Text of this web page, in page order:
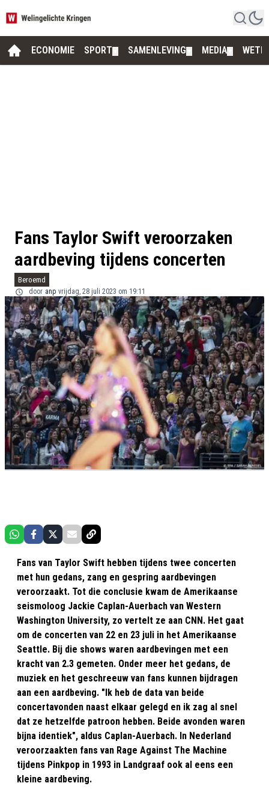
ECONOMIE SPORT SAMENLEVING MEDIA
Fans Taylor Swift veroorzaken
aardbeving tijdens concerten
Beroemd
door anp vrijdag, 28 juli 2023 om 19:11
Fans van Taylor Swift hebben tijdens twee concerten
met hun gedans, zang en gespring aardbevingen
veroorzaakt. Tot die conclusie kwam de Amerikaanse
seismoloog Jackie Caplan-Auerbach van Western
Washington University, zo vertelt ze aan CNN. Het gaat
om de concerten van 22 en 23 juli in het Amerikaanse
Seattle. Bij die shows waren aardbevingen met een
kracht van 2.3 gemeten. Onder meer het gedans, de
muziek en het geschreeuw van fans kunnen bijdragen
aan een aardbeving. "Ik heb de data van beide
concertavonden naast elkaar gelegd en ik zag al snel
dat ze hetzelfde patroon hebben. Beide avonden waren
bijna identiek", aldus Caplan-Auerbach. In Nederland
veroorzaakten fans van Rage Against The Machine
tijdens Pinkpop in 1993 in Landgraaf ook al eens een
kleine aardbeving.